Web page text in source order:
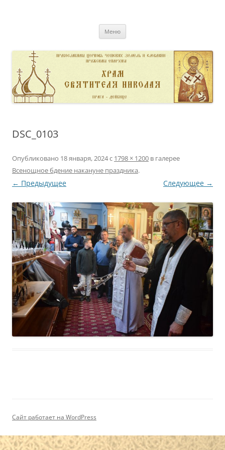
Меню
DSC_0103
Опубликовано 18 января, 2024с 1798 × 1200 в галерее
Всенощное бдение накануне праздника.
← Предыдущее Следующее →
Сайт работает на WordPress